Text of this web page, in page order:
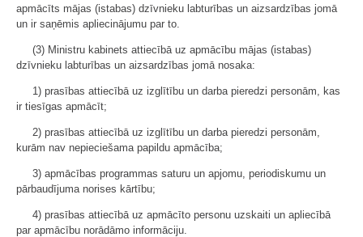
apmācīts mājas (istabas) dzīvnieku labturības un aizsardzības jomā
un ir saņēmis apliecinājumu par to.
(3) Ministru kabinets attiecībā uz apmācību mājas (istabas)
dzīvnieku labturības un aizsardzības jomā nosaka:
1) prasības attiecībā uz izglītību un darba pieredzi personām, kas
ir tiesīgas apmācīt;
2) prasības attiecībā uz izglītību un darba pieredzi personām,
kurām nav nepieciešama papildu apmācība;
3) apmācības programmas saturu un apjomu, periodiskumu un
pārbaudījuma norises kārtību;
4) prasības attiecībā uz apmācīto personu uzskaiti un apliecībā
par apmācību norādāmo informāciju.